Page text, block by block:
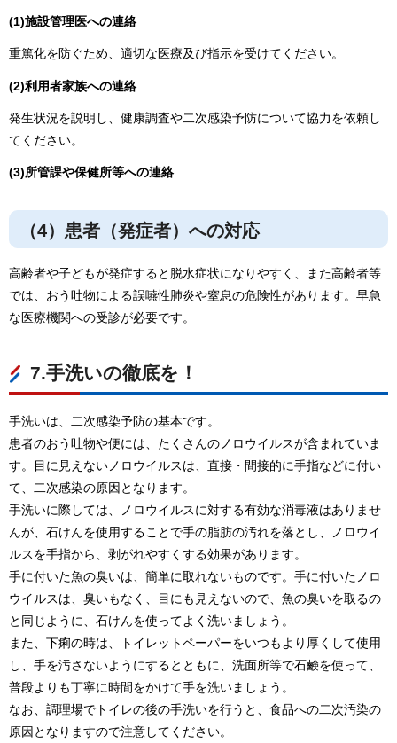
(1)施設管理医への連絡
重篤化を防ぐため、適切な医療及び指示を受けてください。
(2)利用者家族への連絡
発生状況を説明し、健康調査や二次感染予防について協力を依頼し
てください。
(3)所管課や保健所等への連絡
（4）患者（発症者）への対応
高齢者や子どもが発症すると脱水症状になりやすく、また高齢者等
では、おう吐物による誤嚥性肺炎や窒息の危険性があります。早急
な医療機関への受診が必要です。
7.手洗いの徹底を！
手洗いは、二次感染予防の基本です。
患者のおう吐物や便には、たくさんのノロウイルスが含まれていま
す。目に見えないノロウイルスは、直接・間接的に手指などに付い
て、二次感染の原因となります。
手洗いに際しては、ノロウイルスに対する有効な消毒液はありませ
んが、石けんを使用することで手の脂肪の汚れを落とし、ノロウイ
ルスを手指から、剥がれやすくする効果があります。
手に付いた魚の臭いは、簡単に取れないものです。手に付いたノロ
ウイルスは、臭いもなく、目にも見えないので、魚の臭いを取るの
と同じように、石けんを使ってよく洗いましょう。
また、下痢の時は、トイレットペーパーをいつもより厚くして使用
し、手を汚さないようにするとともに、洗面所等で石鹸を使って、
普段よりも丁寧に時間をかけて手を洗いましょう。
なお、調理場でトイレの後の手洗いを行うと、食品への二次汚染の
原因となりますので注意してください。